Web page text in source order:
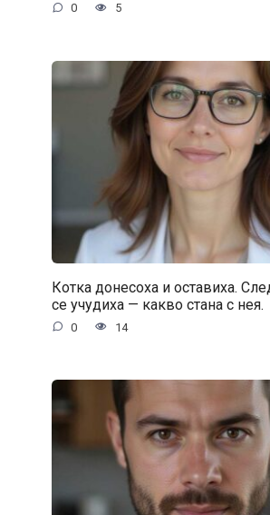
0 5
Котка донесоха и оставиха.
се учудиха — какво стана с нея.
0 14